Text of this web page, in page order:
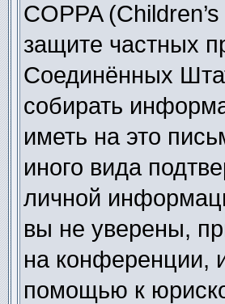
COPPA
защите частных
Соединённых
собирать
иметь на это
иного вида
личной
вы не уверены,
на конференции,
помощью к